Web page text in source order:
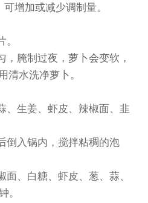
增加或减少调制量。
腌制过夜，萝卜会变软，
清水洗净萝卜。
生姜、虾皮、辣椒面、韭
入锅内，搅拌粘稠的泡
、白糖、虾皮、葱、蒜、
。